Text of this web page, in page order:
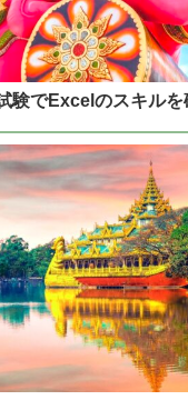
験でExcelのスキルを